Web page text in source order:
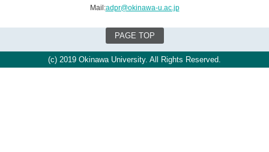
Mail:adpr@okinawa-u.ac.jp
PAGE TOP
(c) 2019 Okinawa University. All Rights Reserved.